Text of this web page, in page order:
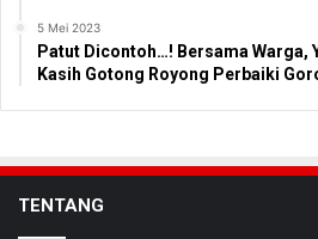
5 Mei 2023
Patut Dicontoh…! Bersama Warga,
Kasih Gotong Royong Perbaiki
TENTANG